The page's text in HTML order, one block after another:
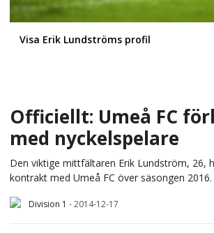
Visa Erik Lundströms profil
Officiellt: Umeå FC
med nyckelspelare
Den viktige mittfältaren Erik Lundström, 26,
kontrakt med Umeå FC över säsongen 2016.
Division 1 -2014-12-17